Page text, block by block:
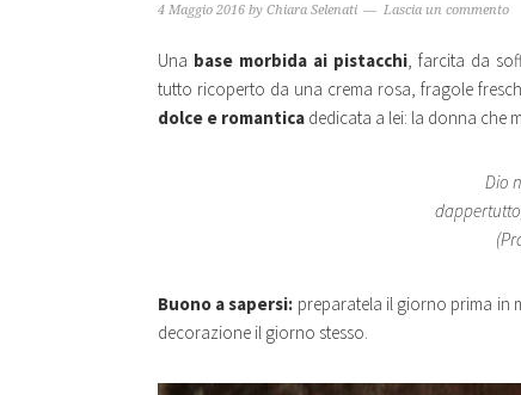
4 Maggio 2016 by Chiara Selenati Lascia un commento
Una base morbida ai pistacchi, farcita da
tutto ricoperto da una crema rosa, fragole
dolce e romantica dedicata a lei: la donna che
Dio
Buono a sapersi: preparatela il giorno prima in
decorazione il giorno stesso.